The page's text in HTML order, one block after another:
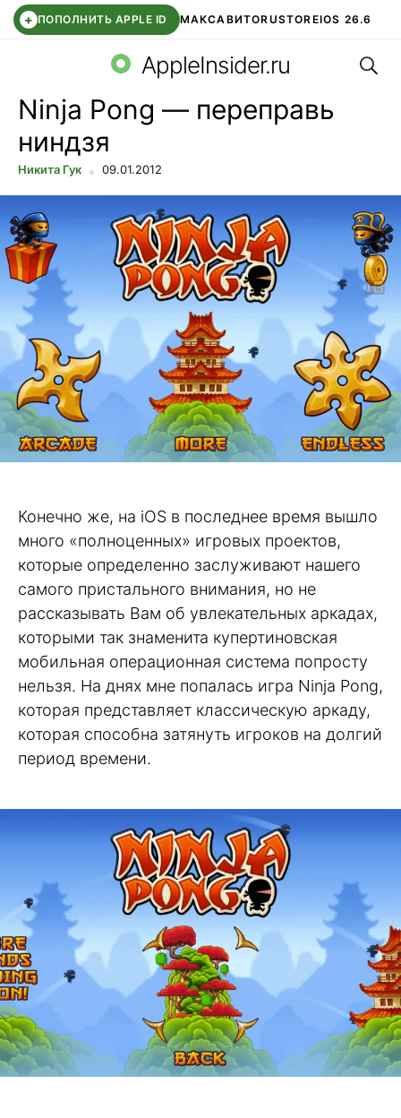
+ ПОПОЛНИТЬ APPLE ID МАКСАВИТОRUSTOREIOS 26.6
СБЕР КИДС ВТБ ОНЛАЙН ЧАТ В ROBLOX
AppleInsider.ru
Ninja Pong — переправь
ниндзя
Никита Гук 09.01.2012
Конечно же, на iOS в последнее время вышло
много «полноценных» игровых проектов,
которые определенно заслуживают нашего
самого пристального внимания, но не
рассказывать Вам об увлекательных аркадах,
которыми так знаменита купертиновская
мобильная операционная система попросту
нельзя. На днях мне попалась игра Ninja Pong,
которая представляет классическую аркаду,
которая способна затянуть игроков на долгий
период времени.